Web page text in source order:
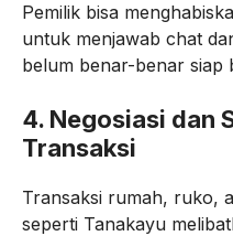
Pemilik bisa
untuk menjawab chat
belum benar-benar siap
4. Negosiasi dan
Transaksi
Transaksi rumah, ruko,
seperti Tanakayu